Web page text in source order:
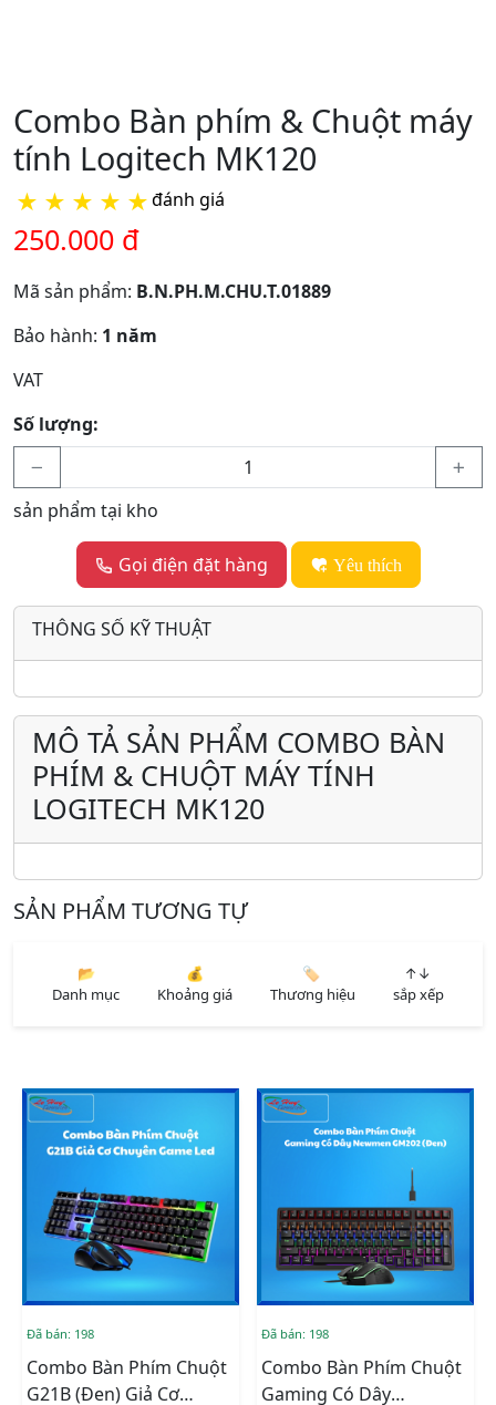
Combo Bàn phím & Chuột máy
tính Logitech MK120
★ ★ ★ ★ ★đánh giá
250.000 đ
Mã sản phẩm: B.N.PH.M.CHU.T.01889
Bảo hành: 1 năm
VAT
Số lượng:
sản phẩm tại kho
Gọi điện đặt hàng Yêu thích
THÔNG SỐ KỸ THUẬT
MÔ TẢ SẢN PHẨM COMBO BÀN
PHÍM & CHUỘT MÁY TÍNH
LOGITECH MK120
SẢN PHẨM TƯƠNG TỰ
📂
Danh mục
💰
Khoảng giá
🏷️
Thương hiệu
↑↓
sắp xếp
Đã bán: 198
Combo Bàn Phím Chuột
G21B (Đen) Giả Cơ
Đã bán: 198
Combo Bàn Phím Chuột
Gaming Có Dây